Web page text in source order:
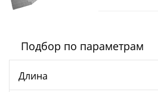
Подбор по параметрам
Длина